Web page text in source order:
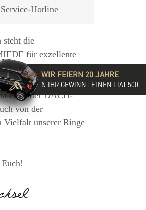
Hotline
steht die
für exzellente
Beratung mit
Besucht eine
in der DACH-
von der
Vielfalt unserer Ringe
WIR FEIERN 20 JAHRE
& IHR GEWINNT EINEN FIAT 500